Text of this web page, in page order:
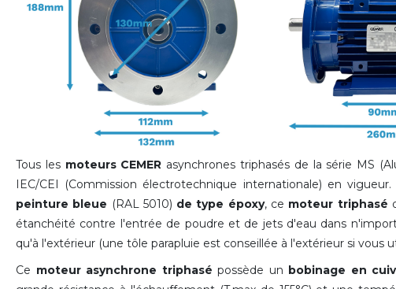
Tous les moteurs CEMER asynchrones triphasés de la série MS
IEC/CEI (Commission électrotechnique internationale) en
peinture bleue (RAL 5010) de type époxy, ce moteur triphasé
étanchéité contre l'entrée de poudre et de jets d'eau dans
qu'à l'extérieur (une tôle parapluie est conseillée à l'extérieur si vous
Ce moteur asynchrone triphasé possède un bobinage en